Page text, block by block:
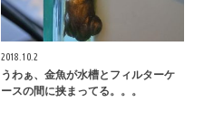
2018.10.2
うわぁ、金魚が水槽とフィルターケ
ースの間に挟まってる。。。